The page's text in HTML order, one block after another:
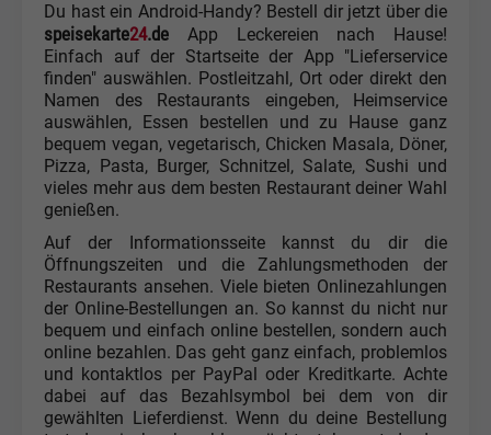
Du hast ein Android-Handy? Bestell dir jetzt über die
speisekarte24.de App Leckereien nach Hause!
Einfach auf der Startseite der App "Lieferservice
finden" auswählen. Postleitzahl, Ort oder direkt den
Namen des Restaurants eingeben, Heimservice
auswählen, Essen bestellen und zu Hause ganz
bequem vegan, vegetarisch, Chicken Masala, Döner,
Pizza, Pasta, Burger, Schnitzel, Salate, Sushi und
vieles mehr aus dem besten Restaurant deiner Wahl
genießen.
Auf der Informationsseite kannst du dir die
Öffnungszeiten und die Zahlungsmethoden der
Restaurants ansehen. Viele bieten Onlinezahlungen
der Online-Bestellungen an. So kannst du nicht nur
bequem und einfach online bestellen, sondern auch
online bezahlen. Das geht ganz einfach, problemlos
und kontaktlos per PayPal oder Kreditkarte. Achte
dabei auf das Bezahlsymbol bei dem von dir
gewählten Lieferdienst. Wenn du deine Bestellung